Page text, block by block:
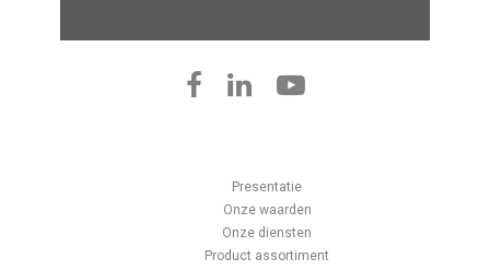
Presentatie
Onze waarden
Onze diensten
Product assortiment